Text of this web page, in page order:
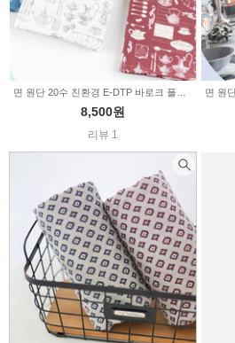
면 원단 20수 친환경 E-DTP 바로크 플레이트 3color 2233799
8,500원
리뷰 1